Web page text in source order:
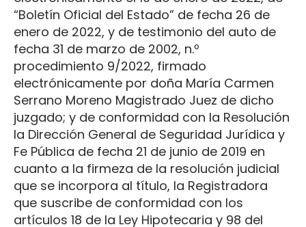
“Boletín Oficial del Estado” de fecha 26 de
enero de 2022, y de testimonio del auto de
fecha 31 de marzo de 2002, n.º
procedimiento 9/2022, firmado
electrónicamente por doña María Carmen
Serrano Moreno Magistrado Juez de dicho
juzgado; y de conformidad con la Resolución
la Dirección General de Seguridad Jurídica y
Fe Pública de fecha 21 de junio de 2019 en
cuanto a la firmeza de la resolución judicial
que se incorpora al título, la Registradora
que suscribe de conformidad con los
artículos 18 de la Ley Hipotecaria y 98 del